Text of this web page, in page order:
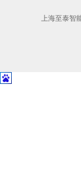
上海至泰智